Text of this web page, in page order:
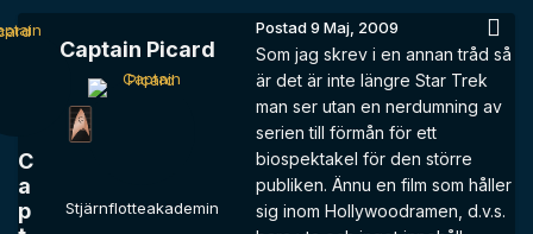
C
a
p
Captain Picard
Stjärnflotteakademin
Postad9 Maj, 2009
Som jag skrev i en annan tråd så
är det är inte längre Star Trek
man ser utan en nerdumning av
serien till förmån för ett
biospektakel för den större
publiken. Ännu en film som håller
sig inom Hollywoodramen, d.v.s.